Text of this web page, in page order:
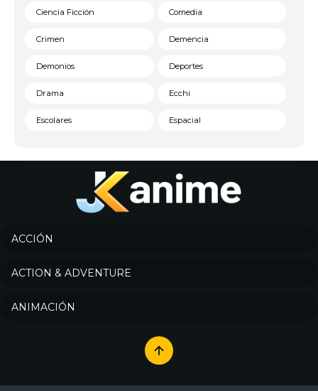
Ciencia Ficción Comedia
Crimen Demencia
Demonios Deportes
Drama Ecchi
Escolares Espacial
Historico
Josei
Música
Romance
ACCIÓN
ACTION & ADVENTURE
ANIMACIÓN